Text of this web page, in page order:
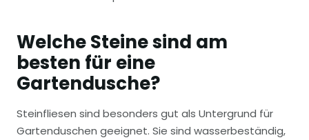
Welche Steine sind am
besten für eine
Gartendusche?
Steinfliesen sind besonders gut als Untergrund für
Gartenduschen geeignet. Sie sind wasserbeständig,